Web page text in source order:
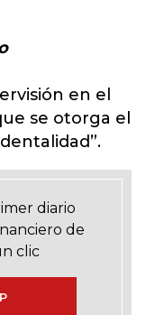
en el
se otorga el
diario
de
clic